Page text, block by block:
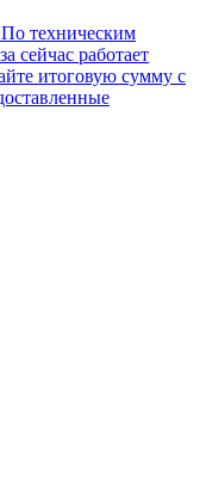
техническим
сейчас работает
итоговую сумму с